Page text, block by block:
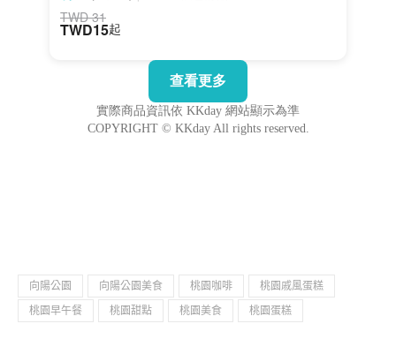
向陽公園 向陽公園美食 桃園咖啡
桃園戚風蛋糕
桃園早午餐
桃園甜點 桃園美食 桃園蛋糕